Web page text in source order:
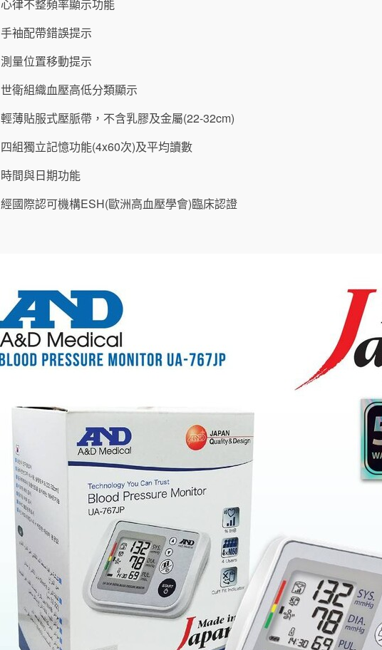
心律不整頻率顯示功能
手袖配帶錯誤提示
測量位置移動提示
世衛組織血壓高低分類顯示
輕薄貼服式壓脈帶，不含乳膠及金屬(22-32cm)
四組獨立記憶功能(4x60次)及平均讀數
時間與日期功能
經國際認可機構ESH(歐洲高血壓學會)臨床認證